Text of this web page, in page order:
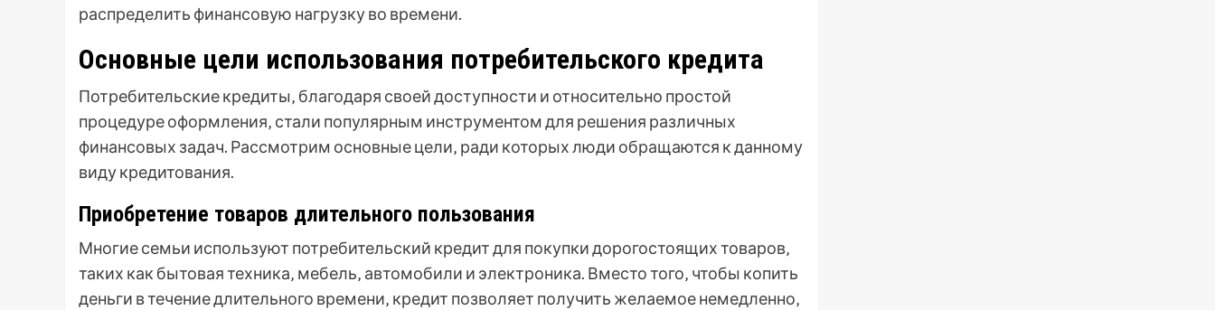
распределить финансовую нагрузку во времени.
Основные цели использования потребительского кредита
Потребительские кредиты‚ благодаря своей доступности и относительно простой
процедуре оформления‚ стали популярным инструментом для решения различных
финансовых задач. Рассмотрим основные цели‚ ради которых люди обращаются к данному
виду кредитования.
Приобретение товаров длительного пользования
Многие семьи используют потребительский кредит для покупки дорогостоящих товаров‚
таких как бытовая техника‚ мебель‚ автомобили и электроника. Вместо того‚ чтобы копить
деньги в течение длительного времени‚ кредит позволяет получить желаемое немедленно‚